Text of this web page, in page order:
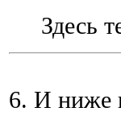
Здесь
6. И ниже